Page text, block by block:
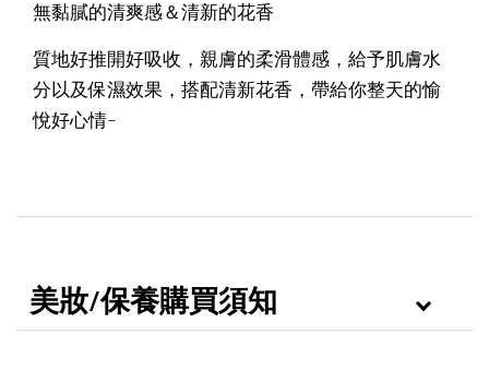
無黏膩的清爽感＆清新的花香
質地好推開好吸收，親膚的柔滑體感，給予肌膚水
分以及保濕效果，搭配清新花香，帶給你整天的愉
悅好心情~
美妝/保養購買須知